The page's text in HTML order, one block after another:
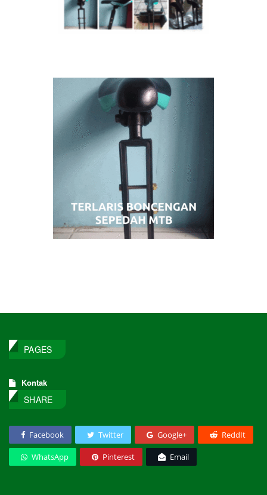
PAGES
Kontak
SHARE
Facebook Twitter Google+ ReddIt
WhatsApp Pinterest Email